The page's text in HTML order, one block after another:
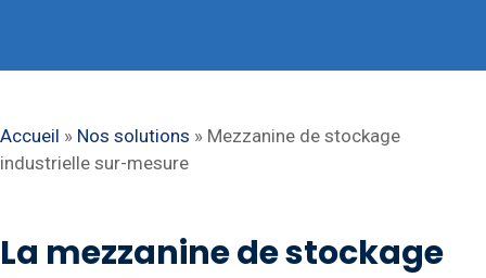
Accueil » Nos solutions » Mezzanine de stockage
industrielle sur-mesure
La mezzanine de stockage